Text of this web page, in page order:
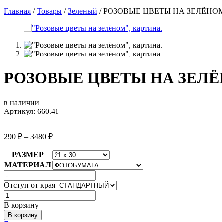
Главная /Товары /Зеленый /РОЗОВЫЕ ЦВЕТЫ НА
РОЗОВЫЕ ЦВЕТЫ НА
в наличии
Артикул: 660.41
290 ₽ – 3480 ₽
РАЗМЕР
МАТЕРИАЛ
Отступ от края
Количество
товара
РОЗОВЫЕ
В корзину
В корзину